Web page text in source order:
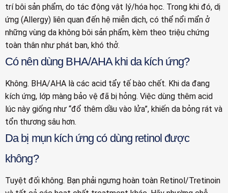
trí bôi sản phẩm, do tác động vật lý/hóa học. Trong khi đó, dị
ứng (Allergy) liên quan đến hệ miễn dịch, có thể nổi mẩn ở
những vùng da không bôi sản phẩm, kèm theo triệu chứng
toàn thân như phát ban, khó thở.
Có nên dùng BHA/AHA khi da kích ứng?
Không. BHA/AHA là các acid tẩy tế bào chết. Khi da đang
kích ứng, lớp màng bảo vệ đã bị hỏng. Việc dùng thêm acid
lúc này giống như “đổ thêm dầu vào lửa”, khiến da bỏng rát và
tổn thương sâu hơn.
Da bị mụn kích ứng có dùng retinol được
không?
Tuyệt đối không. Bạn phải ngưng hoàn toàn Retinol/Tretinoin